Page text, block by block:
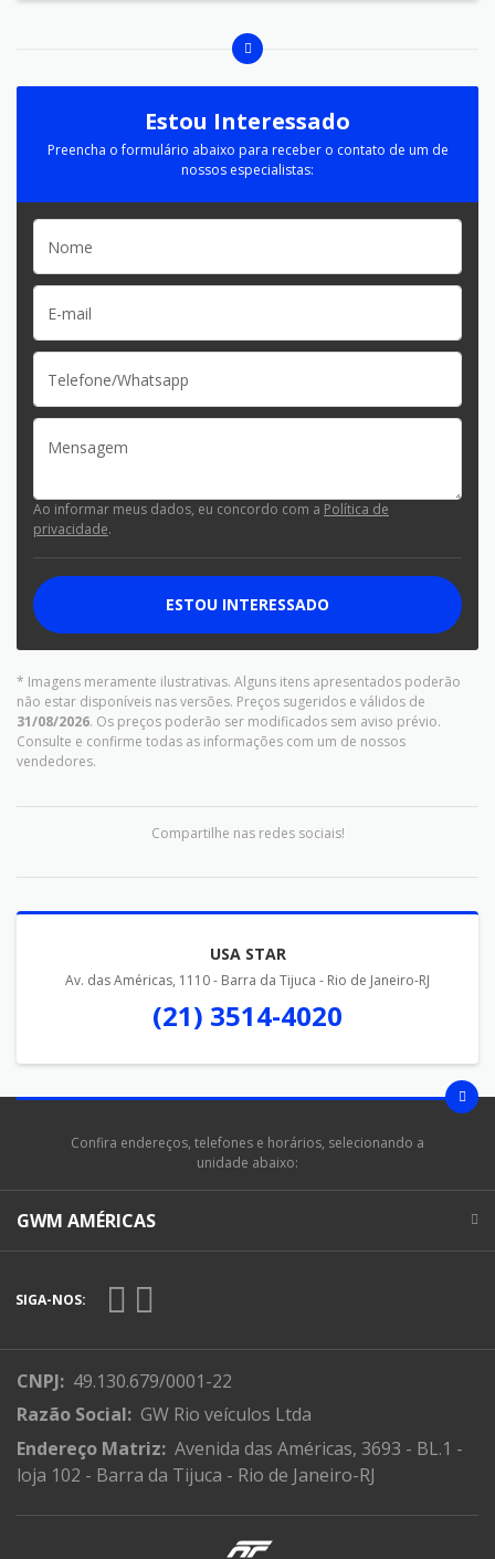
Estou Interessado
Preencha o formulário abaixo para receber o contato de um de
nossos especialistas:
Ao informar meus dados, eu concordo com a Política de
privacidade.
ESTOU INTERESSADO
* Imagens meramente ilustrativas. Alguns itens apresentados poderão
não estar disponíveis nas versões. Preços sugeridos e válidos de
31/08/2026. Os preços poderão ser modificados sem aviso prévio.
Consulte e confirme todas as informações com um de nossos
vendedores.
Compartilhe nas redes sociais!
USA STAR
Av. das Américas, 1110 - Barra da Tijuca - Rio de Janeiro-RJ
(21) 3514-4020
Confira endereços, telefones e horários, selecionando a
unidade abaixo:
GWM AMÉRICAS
SIGA-NOS:
CNPJ: 49.130.679/0001-22
Razão Social: GW Rio veículos Ltda
Endereço Matriz: Avenida das Américas, 3693 - BL.1 -
loja 102 - Barra da Tijuca - Rio de Janeiro-RJ